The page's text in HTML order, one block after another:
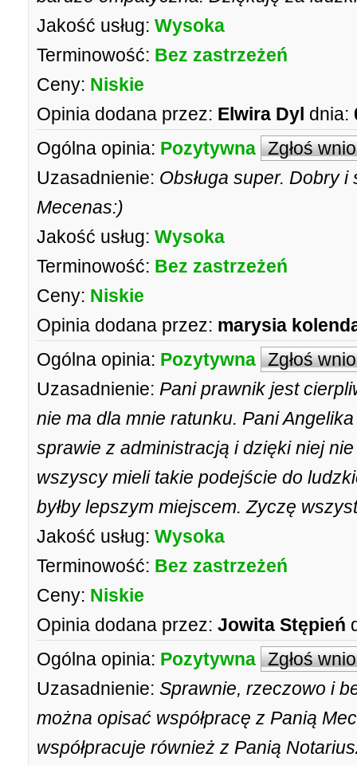
Jakość usług: Wysoka
Terminowość: Bez zastrzeżeń
Ceny: Niskie
Opinia dodana przez: Elwira Dyl dnia:
Ogólna opinia: Pozytywna Zgłoś
Uzasadnienie: Obsługa super. Dobry
Mecenas:)
Jakość usług: Wysoka
Terminowość: Bez zastrzeżeń
Ceny: Niskie
Opinia dodana przez: marysia
Ogólna opinia: Pozytywna Zgłoś
Uzasadnienie: Pani prawnik jest
nie ma dla mnie ratunku. Pani
sprawie z administracją i dzięki niej
wszyscy mieli takie podejście do
byłby lepszym miejscem. Zyczę
Jakość usług: Wysoka
Terminowość: Bez zastrzeżeń
Ceny: Niskie
Opinia dodana przez: Jowita Stępień
Ogólna opinia: Pozytywna Zgłoś
Uzasadnienie: Sprawnie, rzeczowo i
można opisać współpracę z Panią
współpracuje również z Panią